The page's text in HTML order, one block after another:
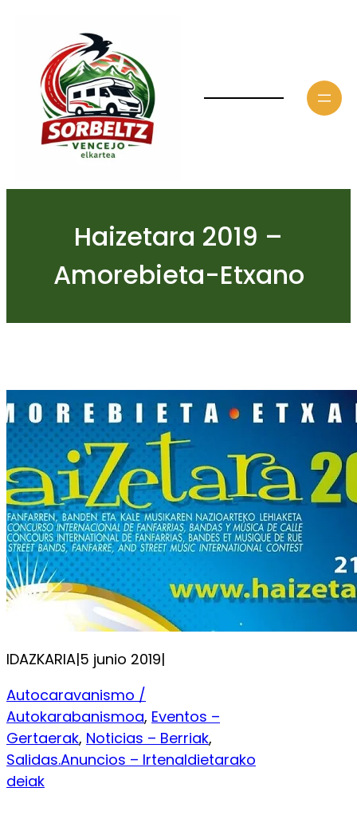
Haizetara 2019 –
Amorebieta-Etxano
IDAZKARIA|5 junio 2019|
Autocaravanismo /
Autokarabanismoa, Eventos –
Gertaerak, Noticias – Berriak
Salidas.Anuncios – Irtenaldietarako
deiak